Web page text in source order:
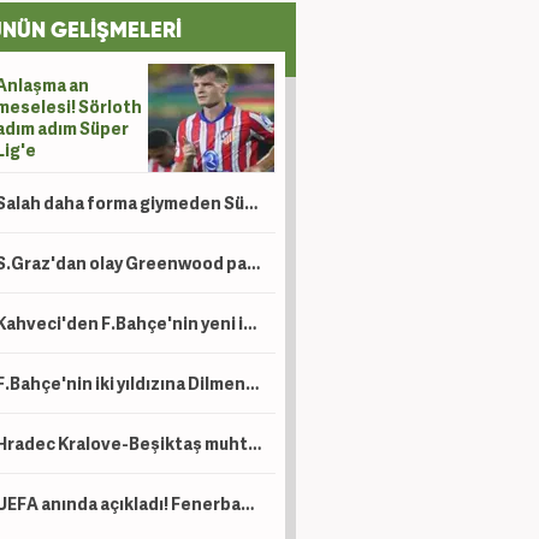
GELİŞMELERİ
an
Sörloth
adım Süper
Salah daha forma giymeden Süper Lig tarihine adını yazdırdı! Osimhen'i geride bıraktı
S.Graz'dan olay Greenwood paylaşımı! Kısa sürede gündem oldu
Kahveci'den F.Bahçe'nin yeni ikilisine büyük övgü: Bağırıyor...
F.Bahçe'nin iki yıldızına Dilmen'den tam not: Sakın ha dedirtti
Hradec Kralove-Beşiktaş muhtemel 11'ler
UEFA anında açıkladı! Fenerbahçe'nin zaferi sonrası ülke sıralamasında 2 güzel haber